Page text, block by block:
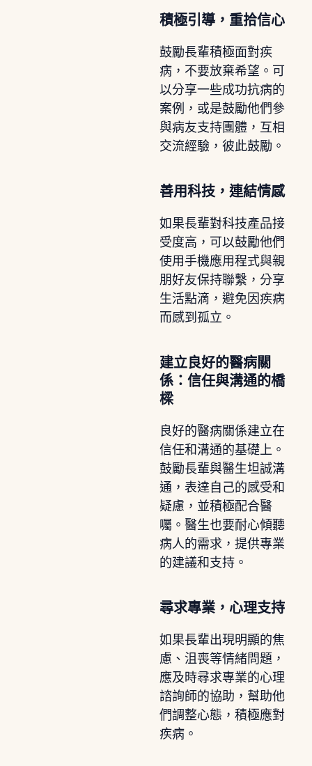
積極引導，重拾信心
鼓勵長輩積極面對疾
病，不要放棄希望。可
以分享一些成功抗病的
案例，或是鼓勵他們參
與病友支持團體，互相
交流經驗，彼此鼓勵。
善用科技，連結情感
如果長輩對科技產品接
受度高，可以鼓勵他們
使用手機應用程式與親
朋好友保持聯繫，分享
生活點滴，避免因疾病
而感到孤立。
建立良好的醫病關
係：信任與溝通的橋
樑
良好的醫病關係建立在
信任和溝通的基礎上。
鼓勵長輩與醫生坦誠溝
通，表達自己的感受和
疑慮，並積極配合醫
囑。醫生也要耐心傾聽
病人的需求，提供專業
的建議和支持。
尋求專業，心理支持
如果長輩出現明顯的焦
慮、沮喪等情緒問題，
應及時尋求專業的心理
諮詢師的協助，幫助他
們調整心態，積極應對
疾病。